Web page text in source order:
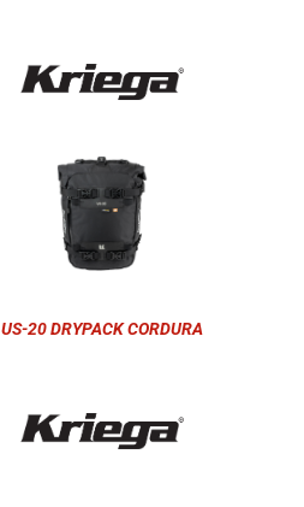
US-20 DRYPACK CORDURA